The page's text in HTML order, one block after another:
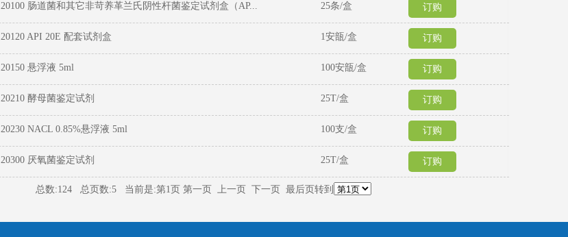
20100 肠道菌和其它非苛养革兰氏阴性杆菌鉴定试剂盒（AP... 25条/盒​ 订购
20120 API 20E 配套试剂盒 1安瓿/盒 订购
20150 悬浮液 5ml 100安瓿/盒​ 订购
20210 酵母菌鉴定试剂 25T/盒​ 订购
20230 NACL 0.85%悬浮液 5ml 100支/盒​ 订购
20300 厌氧菌鉴定试剂 25T/盒 订购
总数:124 总页数:5 当前是:第1页 第一页 上一页 下一页 最后页 转到